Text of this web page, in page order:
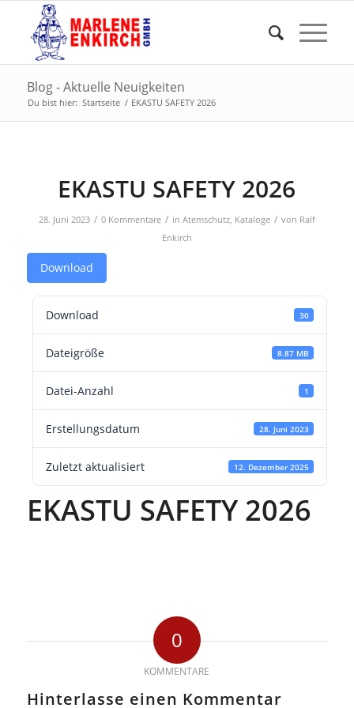
Blog - Aktuelle Neuigkeiten
Du bist hier: Startseite / EKASTU SAFETY 2026
EKASTU SAFETY 2026
28. Juni 2023 / 0 Kommentare / in Atemschutz, Kataloge / von Ralf
Enkirch
Download
Download 30
Dateigröße 8.87 MB
Datei-Anzahl 1
Erstellungsdatum 28. Juni 2023
Zuletzt aktualisiert 12. Dezember 2025
EKASTU SAFETY 2026
0
KOMMENTARE
Hinterlasse einen Kommentar